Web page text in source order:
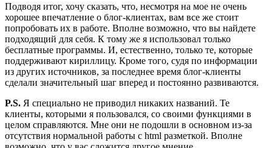
Подводя итог, хочу сказать, что, несмотря на мое не очень
хорошее впечатление о блог-клиентах, вам все же стоит
попробовать их в работе. Вполне возможно, что вы найдете
подходящий для себя. К тому же я использовал только
бесплатные программы. И, естественно, только те, которые
поддерживают кириллицу. Кроме того, судя по информации
из других источников, за последнее время блог-клиенты
сделали значительный шаг вперед и постоянно развиваются.
P.S. Я специально не приводил никаких названий. Те
клиенты, которыми я пользовался, со своими функциями в
целом справляются. Мне они не подошли в основном из-за
отсутствия нормальной работы с html разметкой. Вполне